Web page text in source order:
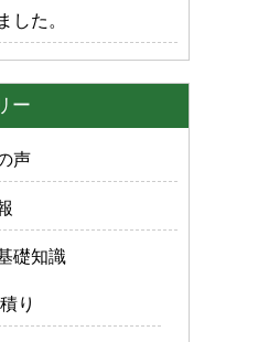
した。
ー
声
礎知識
り